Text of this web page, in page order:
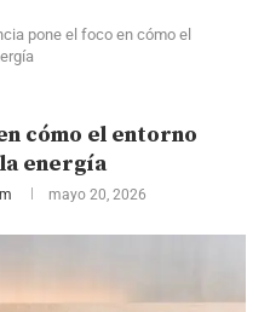
pone el foco en cómo el
cómo el entorno
energía
mayo 20, 2026